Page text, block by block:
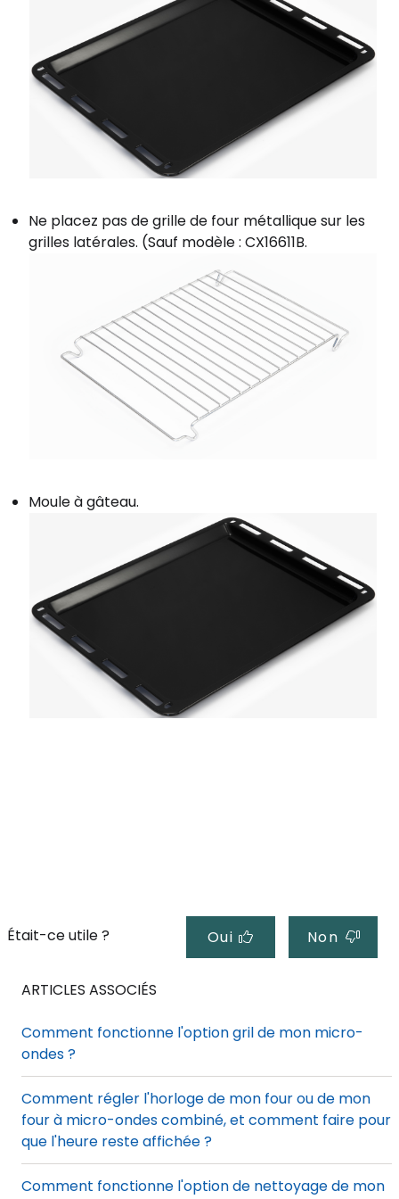
Ne placez pas de grille de four métallique sur les
grilles latérales. (Sauf modèle : CX16611B.
Moule à gâteau.
Était-ce utile ? Oui Non
ARTICLES ASSOCIÉS
Comment fonctionne l'option gril de mon micro-
ondes ?
Comment régler l'horloge de mon four ou de mon
four à micro-ondes combiné, et comment faire pour
que l'heure reste affichée ?
Comment fonctionne l'option de nettoyage de mon